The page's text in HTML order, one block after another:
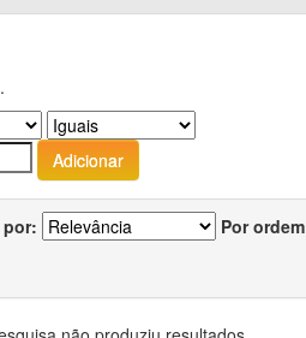
Por ordem